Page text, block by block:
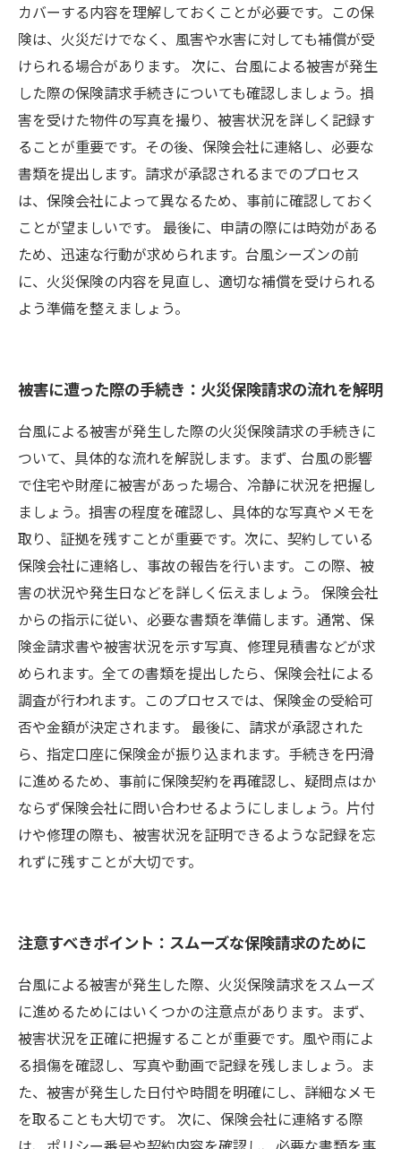
カバーする内容を理解しておくことが必要です。この保
険は、火災だけでなく、風害や水害に対しても補償が受
けられる場合があります。 次に、台風による被害が発生
した際の保険請求手続きについても確認しましょう。損
害を受けた物件の写真を撮り、被害状況を詳しく記録す
ることが重要です。その後、保険会社に連絡し、必要な
書類を提出します。請求が承認されるまでのプロセス
は、保険会社によって異なるため、事前に確認しておく
ことが望ましいです。 最後に、申請の際には時効がある
ため、迅速な行動が求められます。台風シーズンの前
に、火災保険の内容を見直し、適切な補償を受けられる
よう準備を整えましょう。
被害に遭った際の手続き：火災保険請求の流れを解明
台風による被害が発生した際の火災保険請求の手続きに
ついて、具体的な流れを解説します。まず、台風の影響
で住宅や財産に被害があった場合、冷静に状況を把握し
ましょう。損害の程度を確認し、具体的な写真やメモを
取り、証拠を残すことが重要です。次に、契約している
保険会社に連絡し、事故の報告を行います。この際、被
害の状況や発生日などを詳しく伝えましょう。 保険会社
からの指示に従い、必要な書類を準備します。通常、保
険金請求書や被害状況を示す写真、修理見積書などが求
められます。全ての書類を提出したら、保険会社による
調査が行われます。このプロセスでは、保険金の受給可
否や金額が決定されます。 最後に、請求が承認された
ら、指定口座に保険金が振り込まれます。手続きを円滑
に進めるため、事前に保険契約を再確認し、疑問点はか
ならず保険会社に問い合わせるようにしましょう。片付
けや修理の際も、被害状況を証明できるような記録を忘
れずに残すことが大切です。
注意すべきポイント：スムーズな保険請求のために
台風による被害が発生した際、火災保険請求をスムーズ
に進めるためにはいくつかの注意点があります。まず、
被害状況を正確に把握することが重要です。風や雨によ
る損傷を確認し、写真や動画で記録を残しましょう。ま
た、被害が発生した日付や時間を明確にし、詳細なメモ
を取ることも大切です。 次に、保険会社に連絡する際